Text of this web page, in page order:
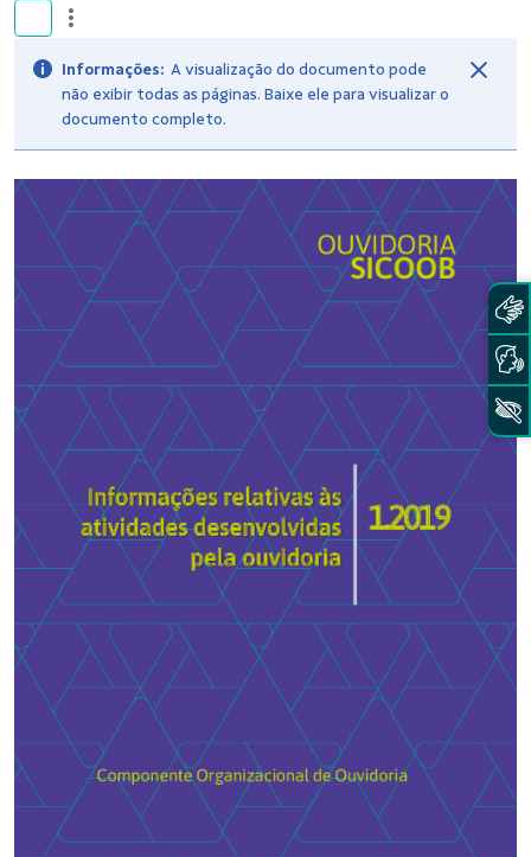
Informações: A visualização do documento pode
não exibir todas as páginas. Baixe ele para visualizar o
documento completo.